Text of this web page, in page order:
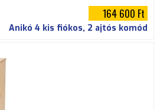
164 600 Ft
Anikó 4 kis fiókos, 2 ajtós komód